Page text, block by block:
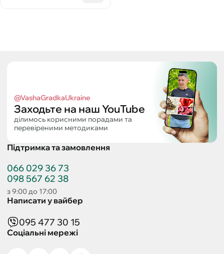
@VashaGradkaUkraine
Заходьте на наш YouTube
ділимось корисними порадами та
перевіреними методиками
Підтримка та замовлення
066 029 36 73
098 567 62 38
з 9:00 до 17:00
Написати у вайбер
095 477 30 15
Соціальні мережі